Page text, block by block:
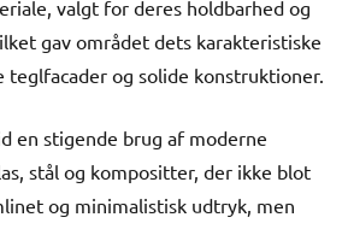
valgt for deres holdbarhed og
gav området dets karakteristiske
teglfacader og solide konstruktioner.
en stigende brug af moderne
stål og kompositter, der ikke blot
og minimalistisk udtryk, men